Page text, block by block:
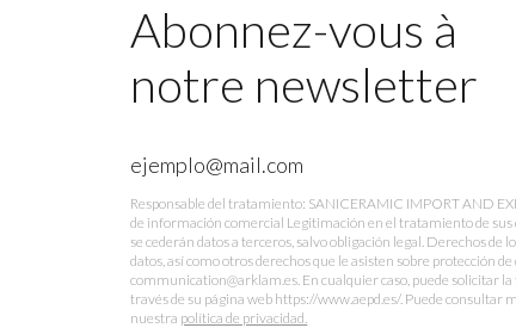
Abonnez-vous à
notre newsletter
Responsable del tratamiento: SANICERAMIC IMPORT AND
de información comercial Legitimación en el tratamiento de
se cederán datos a terceros, salvo obligación legal. Derechos
datos, así como otros derechos que le asisten sobre protección
communication@arklam.es. En cualquier caso, puede solicitar
través de su página web https://www.aepd.es/. Puede consultar
nuestra política de privacidad.